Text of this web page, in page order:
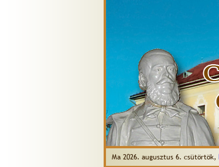
Ma 2026. augusztus 6. csütörtök,